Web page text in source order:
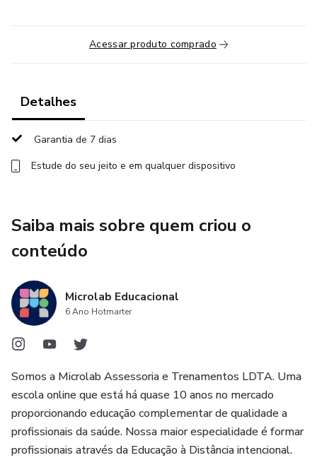
Acessar produto comprado
Detalhes
Garantia de 7 dias
Estude do seu jeito e em qualquer dispositivo
Saiba mais sobre quem criou o
conteúdo
Microlab Educacional
6 Ano Hotmarter
Somos a Microlab Assessoria e Trenamentos LDTA. Uma
escola online que está há quase 10 anos no mercado
proporcionando educação complementar de qualidade a
profissionais da saúde. Nossa maior especialidade é formar
profissionais através da Educação à Distância intencional.